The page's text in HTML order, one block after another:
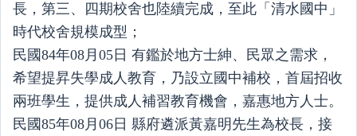
長，第三、四期校舍也陸續完成，至此「清水國中」
時代校舍規模成型；
民國84年08月05日 有鑑於地方士紳、民眾之需求，
希望提昇失學成人教育，乃設立國中補校，首屆招收
兩班學生，提供成人補習教育機會，嘉惠地方人士。
民國85年08月06日 縣府遴派黃嘉明先生為校長，接